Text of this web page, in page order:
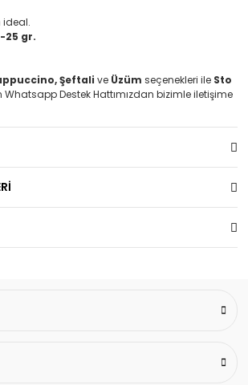
ideal.
25 gr.
Şeftali ve Üzüm seçenekleri ile Sto
Whatsapp Destek Hattımızdan bizimle iletişime